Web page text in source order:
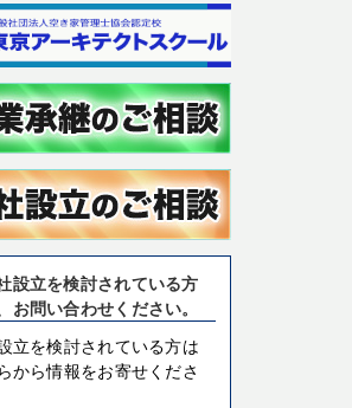
設立を検討されている方
お問い合わせください。
立を検討されている方は
から情報をお寄せくださ